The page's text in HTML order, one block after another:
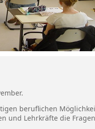
beruflichen
und Lehrkräfte die